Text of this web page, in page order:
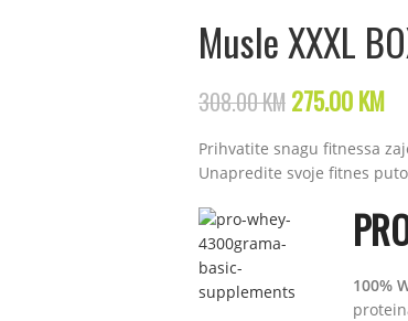
Musle XXXL
308.00KM 275.00KM
Prihvatite snagu fitnessa
Unapredite svoje fitnes
100%